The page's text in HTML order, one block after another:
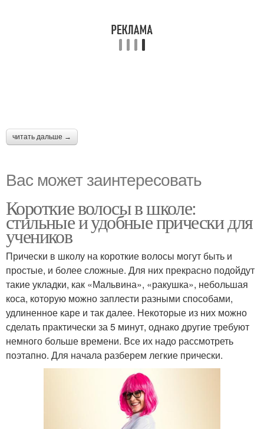
читать дальше →
Вас может заинтересовать
Короткие волосы в школе:
стильные и удобные прически для
учеников
Прически в школу на короткие волосы могут быть и
простые, и более сложные. Для них прекрасно подойдут
такие укладки, как «Мальвина», «ракушка», небольшая
коса, которую можно заплести разными способами,
удлиненное каре и так далее. Некоторые из них можно
сделать практически за 5 минут, однако другие требуют
немного больше времени. Все их надо рассмотреть
поэтапно. Для начала разберем легкие прически.